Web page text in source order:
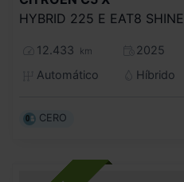
HYBRID 225 E EAT8 SHINE
12.433 km
2025
Automático
Híbrido
CERO